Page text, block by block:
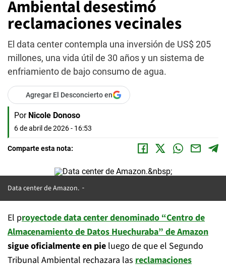
Ambiental desestimó
reclamaciones vecinales
El data center contempla una inversión de US$ 205
millones, una vida útil de 30 años y un sistema de
enfriamiento de bajo consumo de agua.
Agregar El Desconcierto en
Por Nicole Donoso
6 de abril de 2026 - 16:53
Comparte esta nota:
Data center de Amazon.
El proyectodedata centerdenominado “Centro de
Almacenamiento de Datos Huechuraba” de Amazon
sigue oficialmente en pie luego de que el Segundo
Tribunal Ambiental rechazara las reclamaciones